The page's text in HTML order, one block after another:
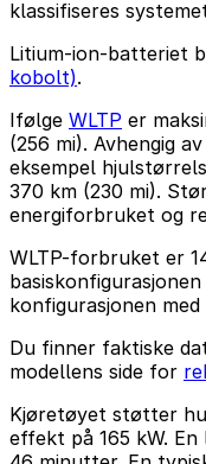
klassifiseres
Litium-ion-batteriet
kobolt).
Ifølge WLTP er
(256 mi). Avhengig
eksempel
370 km (230 mi).
energiforbruket og
WLTP-forbruket er
konfigurasjonen
Du finner faktiske
modellens side for
Kjøretøyet støtter
effekt på 165 kW.